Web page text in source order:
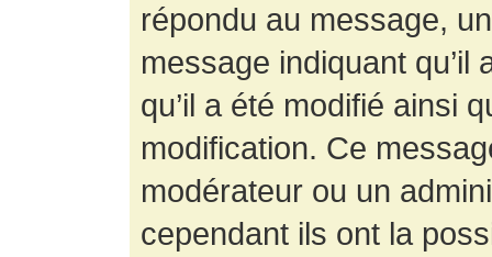
répondu au message,
message indiquant
qu’il a été modifié ainsi
modification. Ce
modérateur ou un
cependant ils ont la